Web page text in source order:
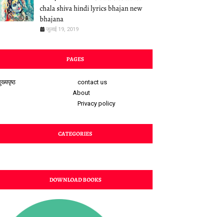
chala shiva hindi lyrics bhajan new
bhajana
जुलाई 19, 2019
PAGES
contact us
About
Privacy policy
CATEGORIES
DOWNLOAD BOOKS